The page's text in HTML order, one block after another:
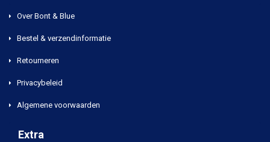
Over Bont & Blue
Bestel & verzendinformatie
Retourneren
Privacybeleid
Algemene voorwaarden
Extra